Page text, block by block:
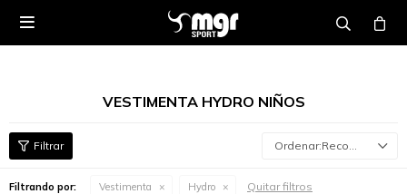

VESTIMENTA HYDRO NIÑOS
Recomendados
Filtrando por: Vestimenta Hydro Quitar filtros